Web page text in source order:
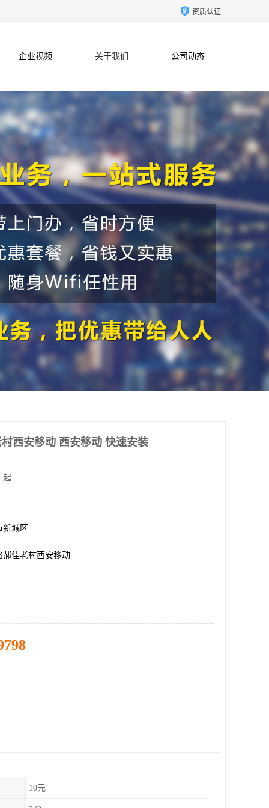
资质认证
企业视频 关于我们 公司动态
联系方式
西安移动 西安移动 快速安装
起
新城区
郝佳老村西安移动
10元